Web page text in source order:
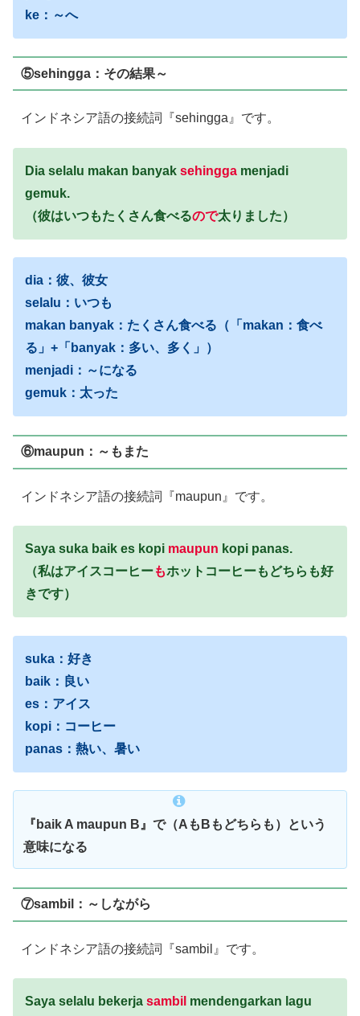
ke：～へ
⑤sehingga：その結果～
インドネシア語の接続詞『sehingga』です。
Dia selalu makan banyak sehingga menjadi
gemuk.
（彼はいつもたくさん食べるので太りました）
dia：彼、彼女
selalu：いつも
makan banyak：たくさん食べる（「makan：食べ
る」+「banyak：多い、多く」）
menjadi：～になる
gemuk：太った
⑥maupun：～もまた
インドネシア語の接続詞『maupun』です。
Saya suka baik es kopi maupun kopi panas.
（私はアイスコーヒーもホットコーヒーもどちらも好
きです）
suka：好き
baik：良い
es：アイス
kopi：コーヒー
panas：熱い、暑い
『baik A maupun B』で（AもBもどちらも）という
意味になる
⑦sambil：～しながら
インドネシア語の接続詞『sambil』です。
Saya selalu bekerja sambil mendengarkan lagu